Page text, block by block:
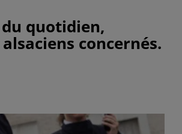
quotidien,
concernés.